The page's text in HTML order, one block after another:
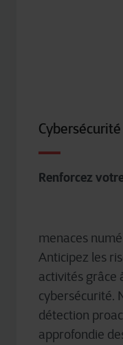
Renforcez
menaces
Anticipez les
activités grâce
cybersécurité.
détection
approfondie